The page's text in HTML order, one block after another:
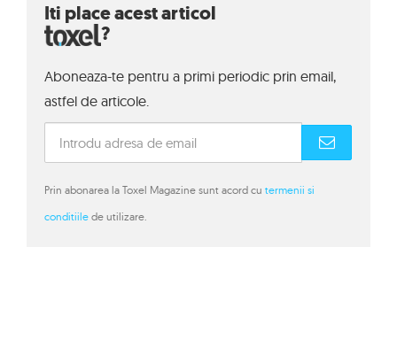
Iti place acest articol
?
Aboneaza-te pentru a primi periodic prin email,
astfel de articole.
Prin abonarea la Toxel Magazine sunt acord cu termenii si
conditiile de utilizare.